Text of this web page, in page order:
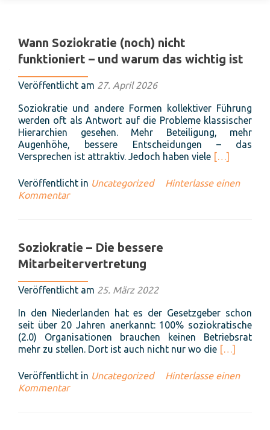
Wann Soziokratie (noch) nicht
funktioniert – und warum das wichtig ist
Veröffentlicht am 27. April 2026
Soziokratie und andere Formen kollektiver Führung
werden oft als Antwort auf die Probleme klassischer
Hierarchien gesehen. Mehr Beteiligung, mehr
Augenhöhe, bessere Entscheidungen – das
Versprechen ist attraktiv. Jedoch haben viele Read
about
ist
[…]
Veröffentlicht in Uncategorized
Hinterlasse einen
Kommentar
Soziokratie – Die bessere
Mitarbeitervertretung
Veröffentlicht am 25. März 2022
In den Niederlanden hat es der Gesetzgeber schon
seit über 20 Jahren anerkannt: 100% soziokratische
(2.0) Organisationen brauchen keinen Betriebsrat
mehr zu stellen. Dort ist auch nicht nur wo die Read
about
[…]
Veröffentlicht in Uncategorized
Hinterlasse einen
Kommentar
Beitragsnavigation